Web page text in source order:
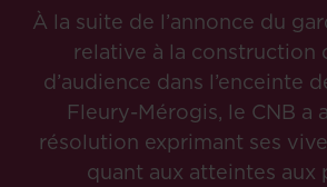
À la suite de l’annonce du
relative à la construction
d’audience dans l’enceinte
Fleury-Mérogis, le CNB a
résolution exprimant ses
quant aux atteintes aux